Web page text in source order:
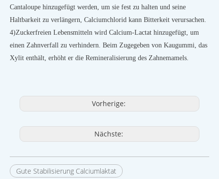
Cantaloupe hinzugefügt werden, um sie fest zu halten und seine
Haltbarkeit zu verlängern, Calciumchlorid kann Bitterkeit verursachen.
4)Zuckerfreien Lebensmitteln wird Calcium-Lactat hinzugefügt, um
einen Zahnverfall zu verhindern. Beim Zugegeben von Kaugummi, das
Xylit enthält, erhöht er die Remineralisierung des Zahnemamels.
Vorherige:
Nächste:
Gute Stabilisierung Calciumlaktat